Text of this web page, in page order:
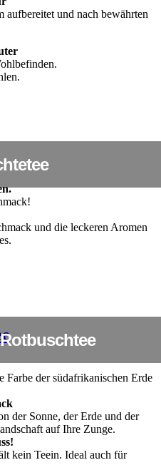
aufbereitet und nach bewährten
und die leckeren Aromen
Farbe der südafrikanischen Erde
der Sonne, der Erde und der
auf Ihre Zunge.
kein Teein. Ideal auch für